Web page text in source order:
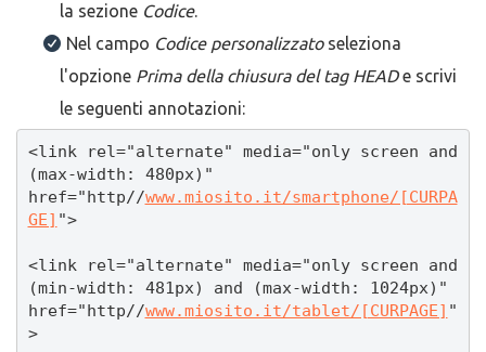
la sezione Codice.
Nel campo Codice personalizzatoseleziona
l'opzione Prima della chiusura del tag HEADe scrivi
le seguenti annotazioni:
<link rel="alternate" media="only screen and
(max-width: 480px)"
href="http//www.miosito.it/smartphone/[CURPA
GE] ">
<link rel="alternate" media="only screen and
(min-width: 481px) and (max-width: 1024px)"
href="http//www.miosito.it/tablet/[CURPAGE] "
>